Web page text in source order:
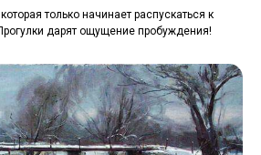
только начинает распускаться к
дарят ощущение пробуждения!